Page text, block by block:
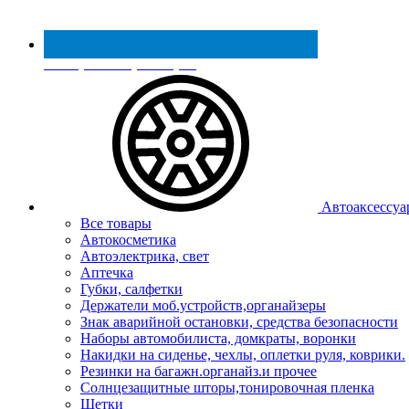
Реестр МинПромТорга
Все товары
Автокосметика
Автоэлектрика, свет
Аптечка
Губки, салфетки
Держатели моб.устройств,органайзеры
Знак аварийной остановки, средства безопасности
Наборы автомобилиста, домкраты, воронки
Накидки на сиденье, чехлы, оплетки руля, коврики.
Резинки на багажн.органайз.и прочее
Солнцезащитные шторы,тонировочная пленка
Щетки